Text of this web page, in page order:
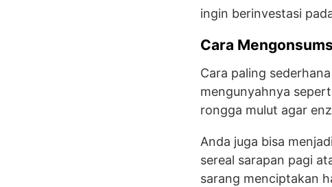
ingin berinvestasi
Cara
Cara paling
mengunyahnya
rongga mulut agar
Anda juga bisa
sereal sarapan pagi
sarang menciptakan